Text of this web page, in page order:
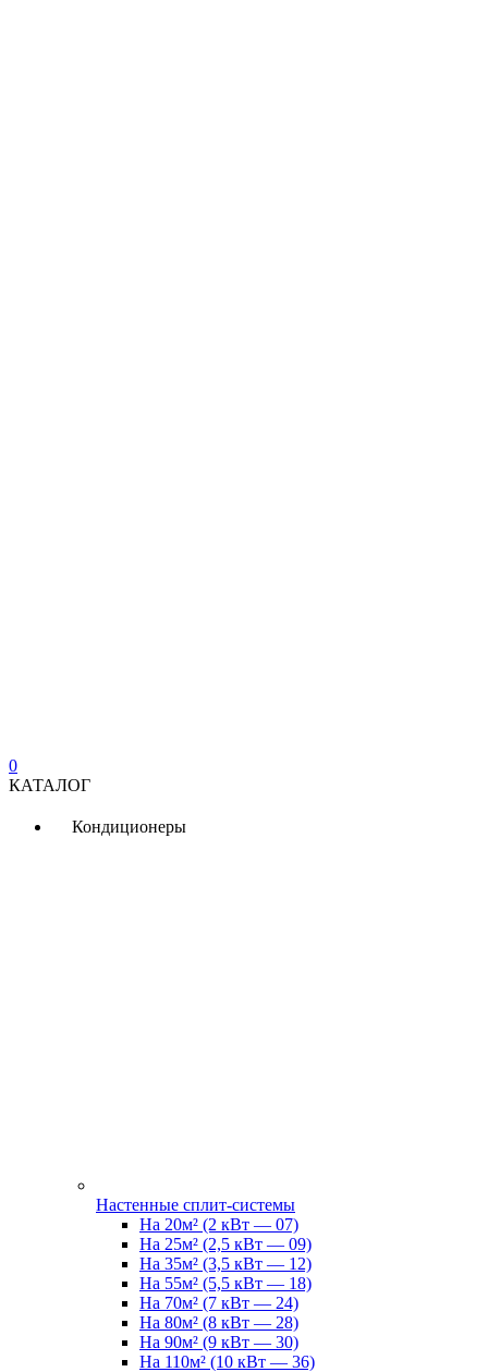
0
КАТАЛОГ
Кондиционеры
Настенные сплит-системы
На 20м² (2 кВт — 07)
На 25м² (2,5 кВт — 09)
На 35м² (3,5 кВт — 12)
На 55м² (5,5 кВт — 18)
На 70м² (7 кВт — 24)
На 80м² (8 кВт — 28)
На 90м² (9 кВт — 30)
На 110м² (10 кВт — 36)